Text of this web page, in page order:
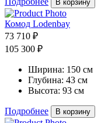
В корзину
Комод Lodenbay
73 710 ₽
105 300 ₽
Ширина: 150 см
Глубина: 43 см
Высота: 93 см
Подробнее В корзину